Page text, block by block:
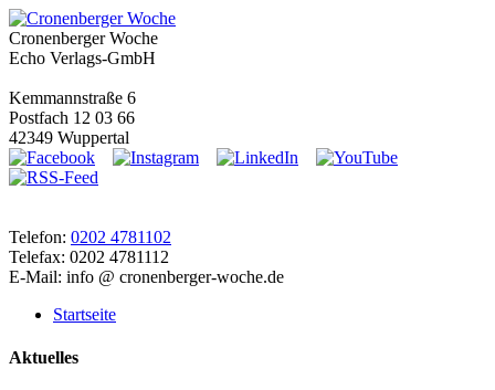
Cronenberger Woche
Echo Verlags-GmbH
Kemmannstraße 6
Postfach 12 03 66
42349 Wuppertal
Telefon: 0202 4781102
Telefax: 0202 4781112
E-Mail: info @ cronenberger-woche.de
Startseite
Aktuelles